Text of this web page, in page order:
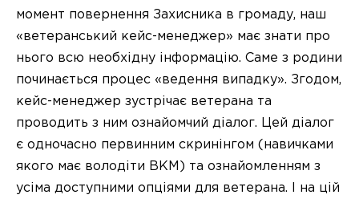
момент повернення Захисника в громаду, наш
«ветеранський кейс-менеджер» має знати про
нього всю необхідну інформацію. Саме з родини
починається процес «ведення випадку». Згодом,
кейс-менеджер зустрічає ветерана та
проводить з ним ознайомчий діалог. Цей діалог
є одночасно первинним скринінгом (навичками
якого має володіти ВКМ) та ознайомленням з
усіма доступними опціями для ветерана. І на цій